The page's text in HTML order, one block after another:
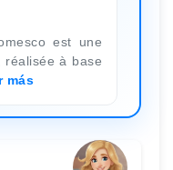
est une
réalisée à base
más